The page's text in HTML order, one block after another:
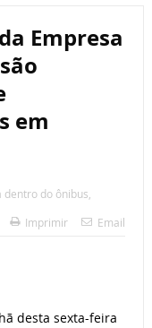
Empresa
em
dentro do ônibus,
Imprimir
Email
desta sexta-feira